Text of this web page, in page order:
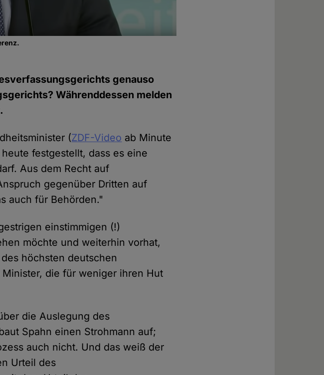
genauso
Währenddessen melden
(ZDF-Video ab Minute
festgestellt, dass es eine
Aus dem Recht auf
gegenüber Dritten auf
auch für Behörden."
einstimmigen (!)
möchte und weiterhin vorhat,
höchsten deutschen
die für weniger ihren Hut
die Auslegung des
Spahn einen Strohmann auf;
auch nicht. Und das weiß der
Urteil des